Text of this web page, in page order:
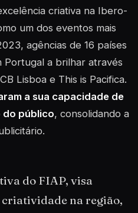
criativa na Ibero-
um dos eventos mais
agências de 16 países
Portugal a brilhar através
Lisboa e This is Pacifica.
a sua capacidade de
do público, consolidando a
do FIAP, visa
na região,